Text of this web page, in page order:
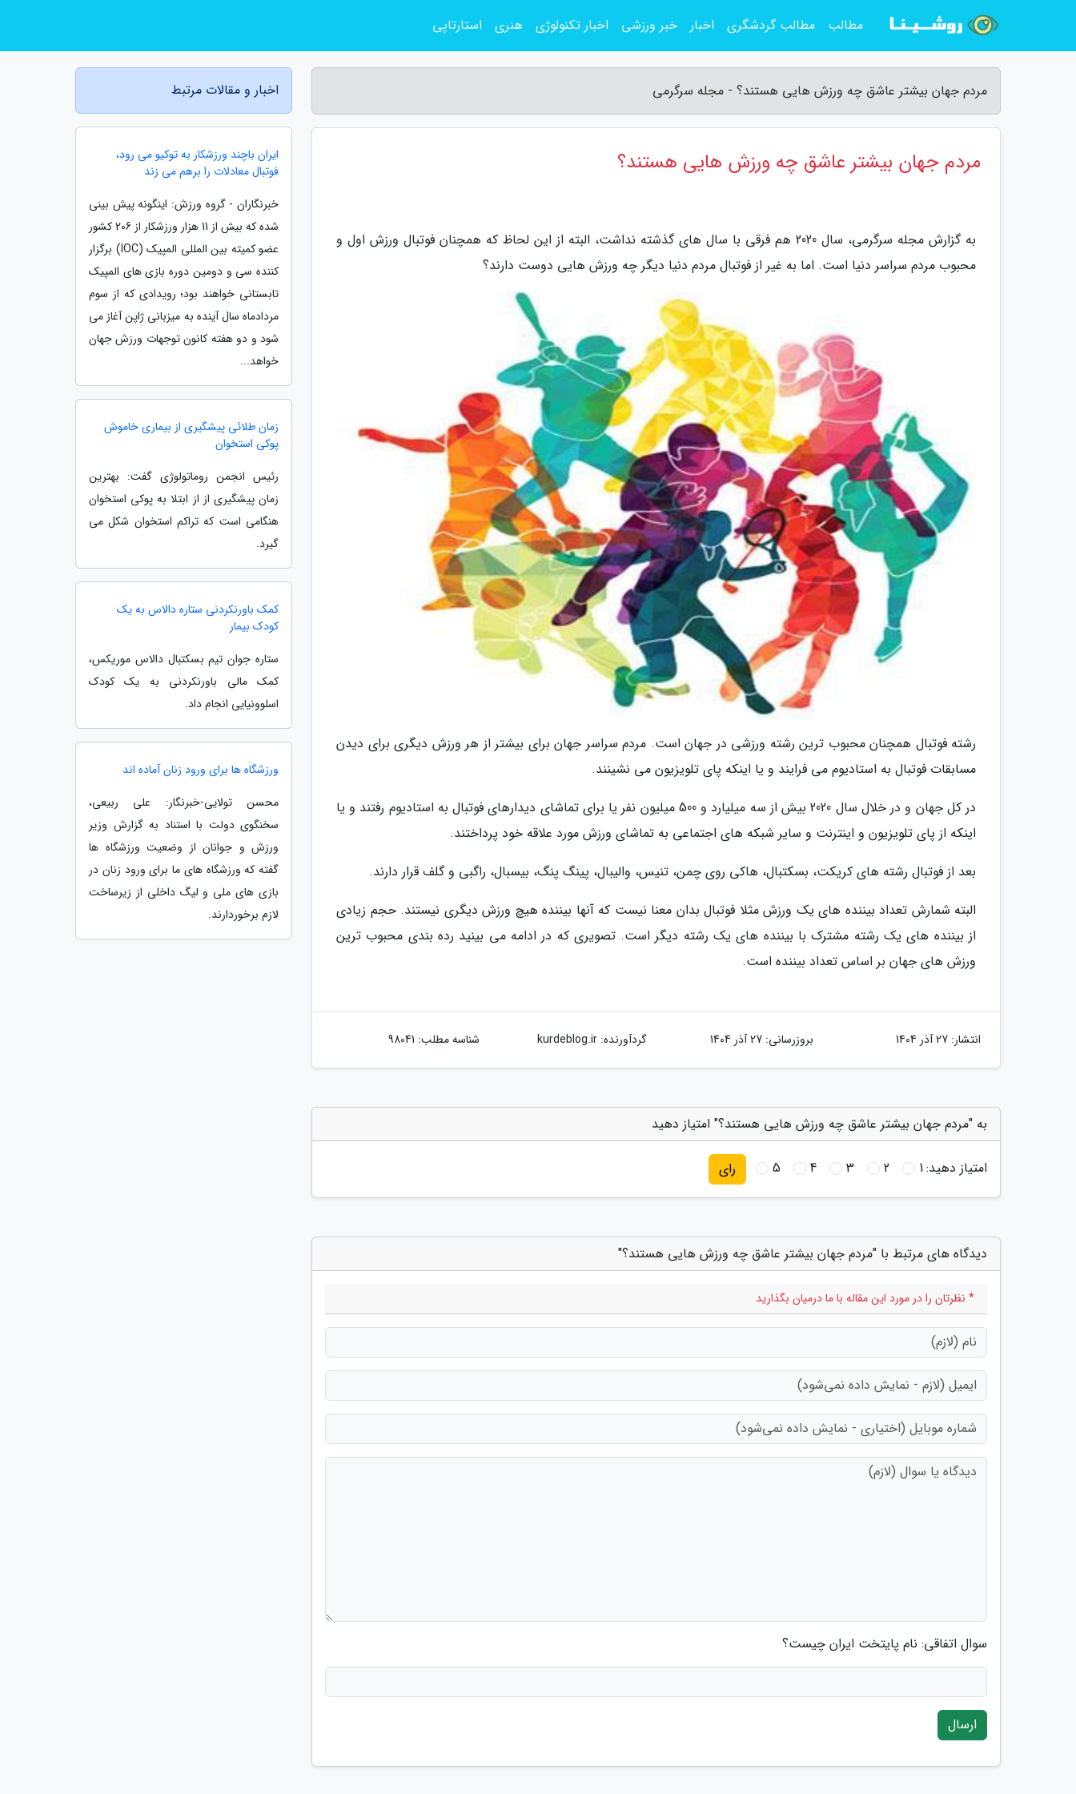
مردم جهان بیشتر عاشق چه ورزش هایی هستند؟ - مجله سرگرمی
مردم جهان بیشتر عاشق چه ورزش هایی هستند؟
به گزارش مجله سرگرمی، سال 2020 هم فرقی با سال های گذشته نداشت، البته از این لحاظ که همچنان فوتبال ورزش اول و
محبوب مردم سراسر دنیا است. اما به غیر از فوتبال مردم دنیا دیگر چه ورزش هایی دوست دارند؟
رشته فوتبال همچنان محبوب ترین رشته ورزشی در جهان است. مردم سراسر جهان برای بیشتر از هر ورزش دیگری برای دیدن
مسابقات فوتبال به استادیوم می فرایند و یا اینکه پای تلویزیون می نشینند.
در کل جهان و در خلال سال 2020 بیش از سه میلیارد و 500 میلیون نفر یا برای تماشای دیدارهای فوتبال به استادیوم رفتند و یا
اینکه از پای تلویزیون و اینترنت و سایر شبکه های اجتماعی به تماشای ورزش مورد علاقه خود پرداختند.
بعد از فوتبال رشته های کریکت، بسکتبال، هاکی روی چمن، تنیس، والیبال، پینگ پنگ، بیسبال، راگبی و گلف قرار دارند.
البته شمارش تعداد بیننده های یک ورزش مثلا فوتبال بدان معنا نیست که آنها بیننده هیچ ورزش دیگری نیستند. حجم زیادی
از بیننده های یک رشته مشترک با بیننده های یک رشته دیگر است. تصویری که در ادامه می بینید رده بندی محبوب ترین
ورزش های جهان بر اساس تعداد بیننده است.
انتشار: 27 آذر 1404 بروزرسانی: 27 آذر 1404 گردآورنده:kurdeblog.ir شناسه مطلب: 98041
به "مردم جهان بیشتر عاشق چه ورزش هایی هستند؟" امتیاز دهید
امتیاز دهید:1
2
3
4
5 رای
دیدگاه های مرتبط با "مردم جهان بیشتر عاشق چه ورزش هایی هستند؟"
* نظرتان را در مورد این مقاله با ما درمیان بگذارید
سوال اتفاقی: نام پایتخت ایران چیست؟
ارسال
اخبار و مقالات مرتبط
ایران باچند ورزشکار به توکیو می رود،
فوتبال معادلات را برهم می زند
خبرنگاران - گروه ورزش: اینگونه پیش بینی
شده که بیش از 11 هزار ورزشکار از 206 کشور
عضو کمیته بین المللی المپیک (IOC) برگزار
کننده سی و دومین دوره بازی های المپیک
تابستانی خواهند بود؛ رویدادی که از سوم
مردادماه سال آینده به میزبانی ژاپن آغاز می
شود و دو هفته کانون توجهات ورزش جهان
خواهد...
زمان طلائی پیشگیری از بیماری خاموش
پوکی استخوان
رئیس انجمن روماتولوژی گفت: بهترین
زمان پیشگیری از از ابتلا به پوکی استخوان
هنگامی است که تراکم استخوان شکل می
گیرد.
کمک باورنکردنی ستاره دالاس به یک
کودک بیمار
ستاره جوان تیم بسکتبال دالاس موریکس،
کمک مالی باورنکردنی به یک کودک
اسلوونیایی انجام داد.
ورزشگاه ها برای ورود زنان آماده اند
محسن تولایی-خبرنگار: علی ربیعی،
سخنگوی دولت با استناد به گزارش وزیر
ورزش و جوانان از وضعیت ورزشگاه ها
گفته که ورزشگاه های ما برای ورود زنان در
بازی های ملی و لیگ داخلی از زیرساخت
لازم برخوردارند.
مطالب مطالب گردشگری اخبار خبر ورزشی اخبار تکنولوژی هنری استارتاپی